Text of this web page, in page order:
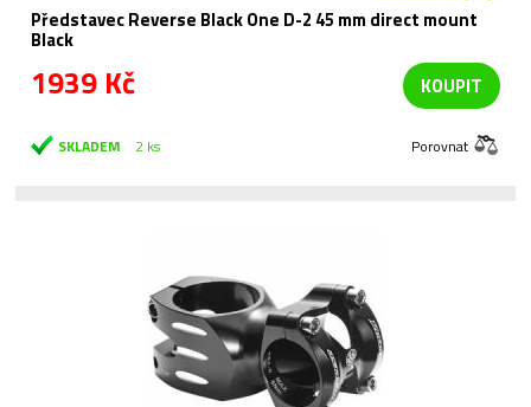
Představec Reverse Black One D-2 45 mm direct mount
Black
1939 Kč KOUPIT
SKLADEM 2 ks Porovnat